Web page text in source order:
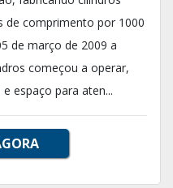
de comprimento por 1000
de março de 2009 a
começou a operar,
espaço para aten...